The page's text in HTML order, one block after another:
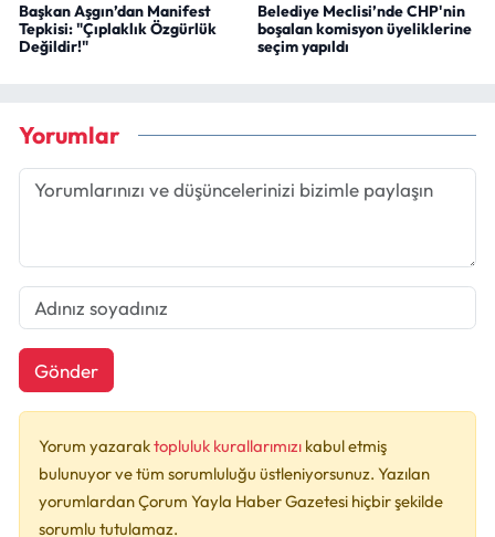
Başkan Aşgın’dan Manifest
Tepkisi: "Çıplaklık Özgürlük
Değildir!"
Belediye Meclisi’nde CHP'nin
boşalan komisyon üyeliklerine
seçim yapıldı
Yorumlar
Gönder
Yorum yazaraktopluluk kurallarımızı kabul etmiş
bulunuyor ve tüm sorumluluğu üstleniyorsunuz. Yazılan
yorumlardan Çorum Yayla Haber Gazetesi hiçbir şekilde
sorumlu tutulamaz.